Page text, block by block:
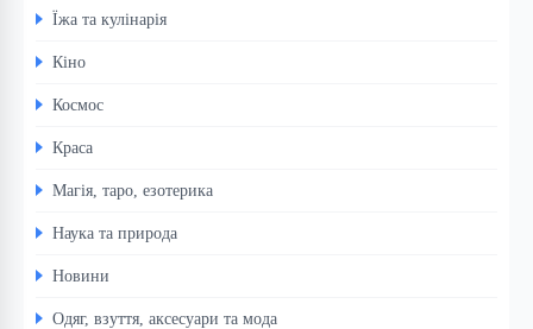
Їжа та кулінарія
Кіно
Космос
Краса
Магія, таро, езотерика
Наука та природа
Новини
Одяг, взуття, аксесуари та мода